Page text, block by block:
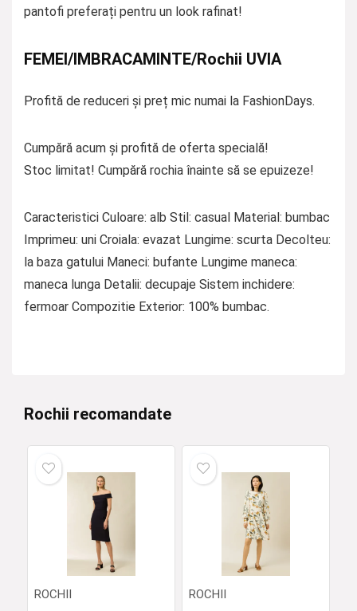
pantofi preferați pentru un look rafinat!
FEMEI/IMBRACAMINTE/Rochii UVIA
Profită de reduceri și preț mic numai la FashionDays.
Cumpără acum și profită de oferta specială!
Stoc limitat! Cumpără rochia înainte să se epuizeze!
Caracteristici Culoare: alb Stil: casual Material: bumbac
Imprimeu: uni Croiala: evazat Lungime: scurta Decolteu:
la baza gatului Maneci: bufante Lungime maneca:
maneca lunga Detalii: decupaje Sistem inchidere:
fermoar Compozitie Exterior: 100% bumbac.
Rochii recomandate
ROCHII
ROCHII